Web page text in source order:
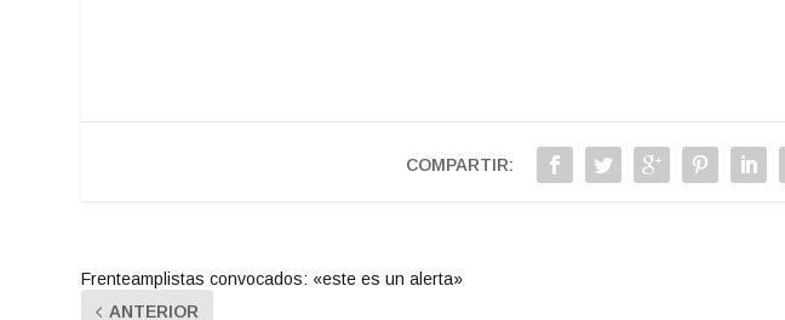
COMPARTIR:
Frenteamplistas convocados: «este es un alerta»
ANTERIOR